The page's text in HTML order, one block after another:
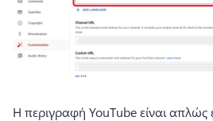
Η περιγραφή YouTube είναι απλώς